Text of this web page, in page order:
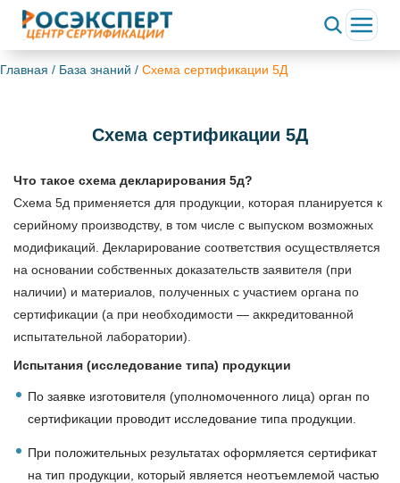
Главная / База знаний / Схема сертификации 5Д
Схема сертификации 5Д
Что такое схема декларирования 5д?
Схема 5д применяется для продукции, которая планируется к
серийному производству, в том числе с выпуском возможных
модификаций. Декларирование соответствия осуществляется
на основании собственных доказательств заявителя (при
наличии) и материалов, полученных с участием органа по
сертификации (а при необходимости — аккредитованной
испытательной лаборатории).
Испытания (исследование типа) продукции
По заявке изготовителя (уполномоченного лица) орган по
сертификации проводит исследование типа продукции.
При положительных результатах оформляется сертификат
на тип продукции, который является неотъемлемой частью